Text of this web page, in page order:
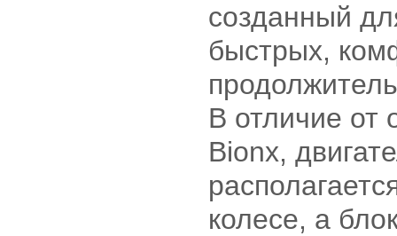
созданный
быстрых,
В отличие от
Bionx,
колесе, а